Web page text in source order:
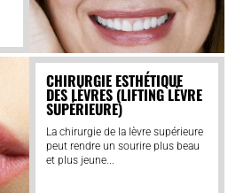
CHIRURGIE ESTHÉTIQUE
DES LÈVRES (LIFTING LÈVRE
SUPÉRIEURE)
La chirurgie de la lèvre supérieure
peut rendre un sourire plus beau
et plus jeune...